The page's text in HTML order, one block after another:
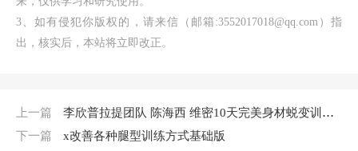
3、如有侵犯你版权的，请来信（邮箱:3552017018@qq.com）指
出，核实后，本站将立即改正。
上一篇
李欣普拉提团队 陈海西 维密10天完美身材蜕变训练营
下一篇
x改善各种腿型训练方式基础版